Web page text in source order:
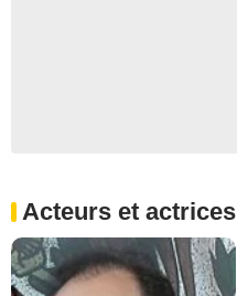
Acteurs et actrices